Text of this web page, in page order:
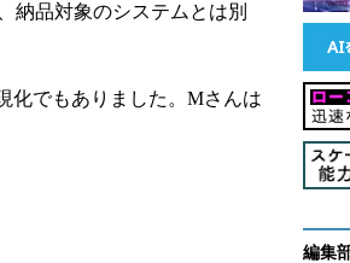
納品対象のシステムとは別
化でもありました。Mさんは
編集